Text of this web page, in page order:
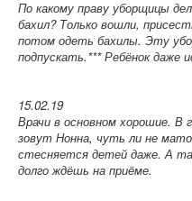
По какому праву уборщицы
бахил? Только вошли,
потом одеть бахилы. Эту
подпускать.*** Ребёнок даже
15.02.19
Врачи в основном хорошие. В
зовут Нонна, чуть ли не
стесняется детей даже. А
долго ждёшь на приёме.